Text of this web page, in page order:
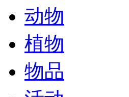
动物
植物
物品